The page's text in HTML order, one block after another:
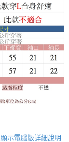
顯示電腦版詳細說明